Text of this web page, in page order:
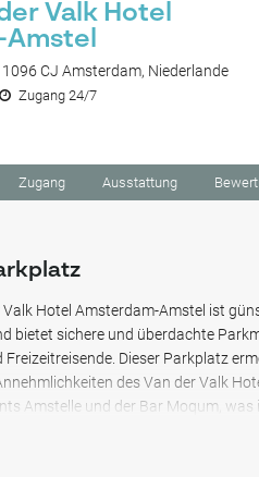
Valk Hotel
Amstel
CJ Amsterdam, Niederlande
Zugang 24/7
Zugang Ausstattung
Valk Hotel Amsterdam-Amstel ist
bietet sichere und überdachte
Dieser Parkplatz
des Van der Valk
Amstelle und der Bar Moqum,
das Hotel oder diese Einrichtungen